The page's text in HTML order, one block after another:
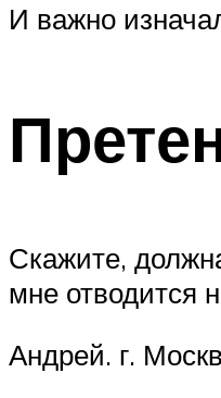
И важно
Скажите,
мне отводится
Андрей. г.